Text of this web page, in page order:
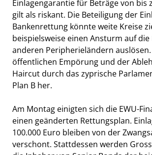
Einlagengarantie für Beträge von bis
gilt als riskant. Die Beteiligung der
Bankenrettung könnte weite Kreise
beispielsweise einen Ansturm auf die
anderen Peripherieländern
öffentlichen Empörung und der
Haircut durch das zyprische
Plan B her.
Am Montag einigten sich die EWU-
einen geänderten Rettungsplan.
100.000 Euro bleiben von der
verschont. Stattdessen werden